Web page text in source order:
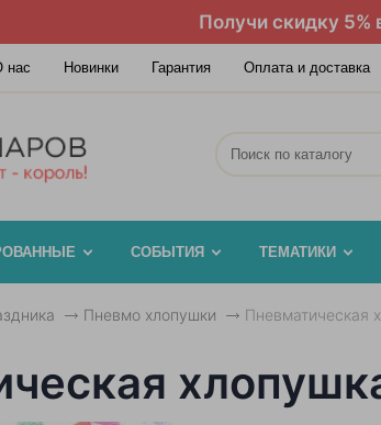
Получи скидку 5%
нас Новинки Гарантия Оплата и доставка
СОБЫТИЯ ТЕМАТИКИ
Пневмо хлопушки Пневматическая